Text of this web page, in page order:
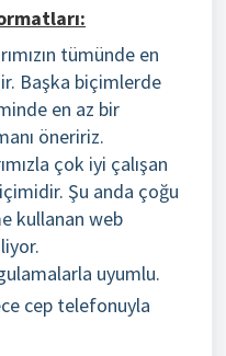
tümünde en
Başka biçimlerde
en az bir
öneririz.
çok iyi çalışan
Şu anda çoğu
kullanan web
uyumlu.
cep telefonuyla